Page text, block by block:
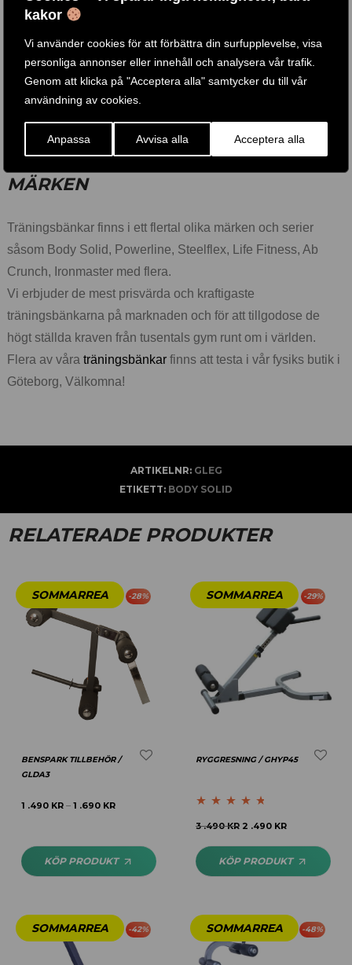
kakor
Vi använder cookies för att förbättra din surfupplevelse, visa
personliga annonser eller innehåll och analysera vår trafik.
Genom att klicka på "Acceptera alla" samtycker du till vår
användning av cookies.
Anpassa Avvisa alla Acceptera alla
ex. Ironmaster, GFID31, GFID71, PFID130 och GFID100.
Träningsbänken passar in i alla miljöer, exempelvis är de
perfekta att placera på rehab/sjukgymnastik,
företagsgymmet, föreningen, idrottsklubben och för
hemmaanvändaren till hemmagymmet.
MÄRKEN
Träningsbänkar finns i ett flertal olika märken och serier
såsom Body Solid, Powerline, Steelflex, Life Fitness, Ab
Crunch, Ironmaster med flera.
Vi erbjuder de mest prisvärda och kraftigaste
träningsbänkarna på marknaden och för att tillgodose de
högt ställda kraven från tusentals gym runt om i världen.
Flera av våra träningsbänkar finns att testa i vår fysiks butik i
Göteborg, Välkomna!
ARTIKELNR: GLEG
ETIKETT: BODY SOLID
RELATERADE PRODUKTER
-28%
BENSPARK TILLBEHÖR /
GLDA3
1 .490 KR – 1 .690 KR
KÖP PRODUKT
-29%
RYGGRESNING / GHYP45
Betygsatt 4.60
3 .490KR 2 .490 KR
KÖP PRODUKT
-42% -48%